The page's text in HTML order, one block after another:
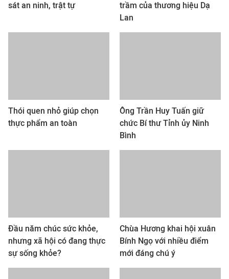
sát an ninh, trật tự
trầm của thương hiệu Dạ
Lan
Thói quen nhỏ giúp chọn
thực phẩm an toàn
Ông Trần Huy Tuấn giữ
chức Bí thư Tỉnh ủy Ninh
Bình
Đầu năm chúc sức khỏe,
nhưng xã hội có đang thực
sự sống khỏe?
Chùa Hương khai hội xuân
Bính Ngọ với nhiều điểm
mới đáng chú ý